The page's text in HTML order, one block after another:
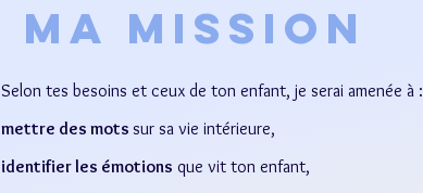
ma Mission
Selon tes besoins et ceux de ton enfant, je serai amenée à :
mettre des mots sur sa vie intérieure,
identifier les émotions que vit ton enfant,